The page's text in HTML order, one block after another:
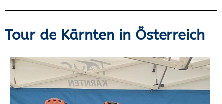
Tour de Kärnten in Österreich